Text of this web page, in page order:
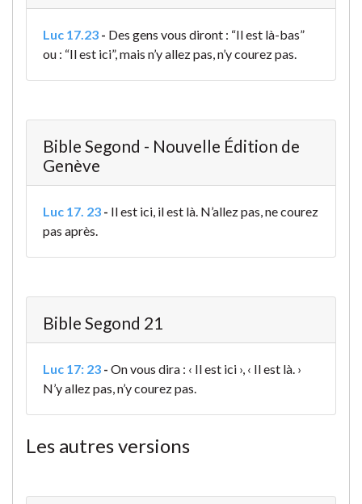
Luc 17.23 - Des gens vous diront : “Il est là-bas”
ou : “Il est ici”, mais n’y allez pas, n’y courez pas.
Bible Segond - Nouvelle Édition de
Genève
Luc 17. 23 - Il est ici, il est là. N’allez pas, ne courez
pas après.
Bible Segond 21
Luc 17: 23 - On vous dira : ‹ Il est ici ›, ‹ Il est là. ›
N’y allez pas, n’y courez pas.
Les autres versions